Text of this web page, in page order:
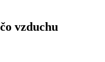
vzduchu